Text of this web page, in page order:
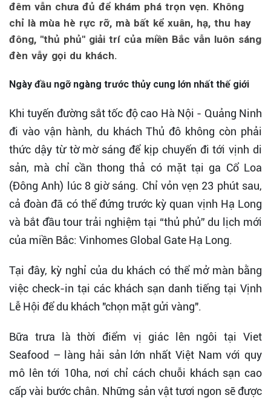
đêm vẫn chưa đủ để khám phá trọn vẹn. Không
chỉ là mùa hè rực rỡ, mà bất kể xuân, hạ, thu hay
đông, "thủ phủ" giải trí của miền Bắc vẫn luôn sáng
đèn vẫy gọi du khách.
Ngày đầu ngỡngàng trước thủy cung lớn nhất thế giới
Khi tuyến đường sắt tốc độ cao Hà Nội - Quảng Ninh
đi vào vận hành, du khách Thủ đô không còn phải
thức dậy từ tờ mờ sáng để kịp chuyến đi tới vịnh di
sản, mà chỉ cần thong thả có mặt tại ga Cổ Loa
(Đông Anh) lúc 8 giờ sáng. Chỉ vỏn vẹn 23 phút sau,
cả đoàn đã có thể đứng trước kỳ quan vịnh Hạ Long
và bắt đầu tour trải nghiệm tại “thủ phủ” du lịch mới
của miền Bắc: Vinhomes Global Gate Hạ Long.
Tại đây, kỳ nghỉ của du khách có thể mở màn bằng
việc check-in tại các khách sạn danh tiếng tại Vịnh
Lễ Hội để du khách "chọn mặt gửi vàng".
Bữa trưa là thời điểm vị giác lên ngôi tại Viet
Seafood – làng hải sản lớn nhất Việt Nam với quy
mô lên tới 10ha, nơi chỉ cách chuỗi khách sạn cao
cấp vài bước chân. Những sản vật tươi ngon sẽ được